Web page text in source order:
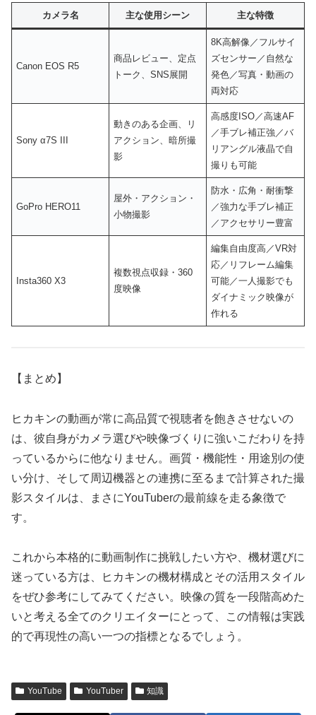
カメラ名 主な使用シーン 主な特徴
Canon EOS R5
商品レビュー、定点
トーク、SNS展開
8K高解像／フルサイ
ズセンサー／自然な
発色／写真・動画の
両対応
Sony α7S III
動きのある企画、リ
アクション、暗所撮
影
高感度ISO／高速AF
／手ブレ補正強／バ
リアングル液晶で自
撮りも可能
GoPro HERO11
屋外・アクション・
小物撮影
防水・広角・耐衝撃
／強力な手ブレ補正
／アクセサリー豊富
Insta360 X3
複数視点収録・360
度映像
編集自由度高／VR対
応／リフレーム編集
可能／一人撮影でも
ダイナミック映像が
作れる
【まとめ】
ヒカキンの動画が常に高品質で視聴者を飽きさせないの
は、彼自身がカメラ選びや映像づくりに強いこだわりを持
っているからに他なりません。画質・機能性・用途別の使
い分け、そして周辺機器との連携に至るまで計算された撮
影スタイルは、まさにYouTuberの最前線を走る象徴で
す。
これから本格的に動画制作に挑戦したい方や、機材選びに
迷っている方は、ヒカキンの機材構成とその活用スタイル
をぜひ参考にしてみてください。映像の質を一段階高めた
いと考える全てのクリエイターにとって、この情報は実践
的で再現性の高い一つの指標となるでしょう。
YouTube YouTuber 知識